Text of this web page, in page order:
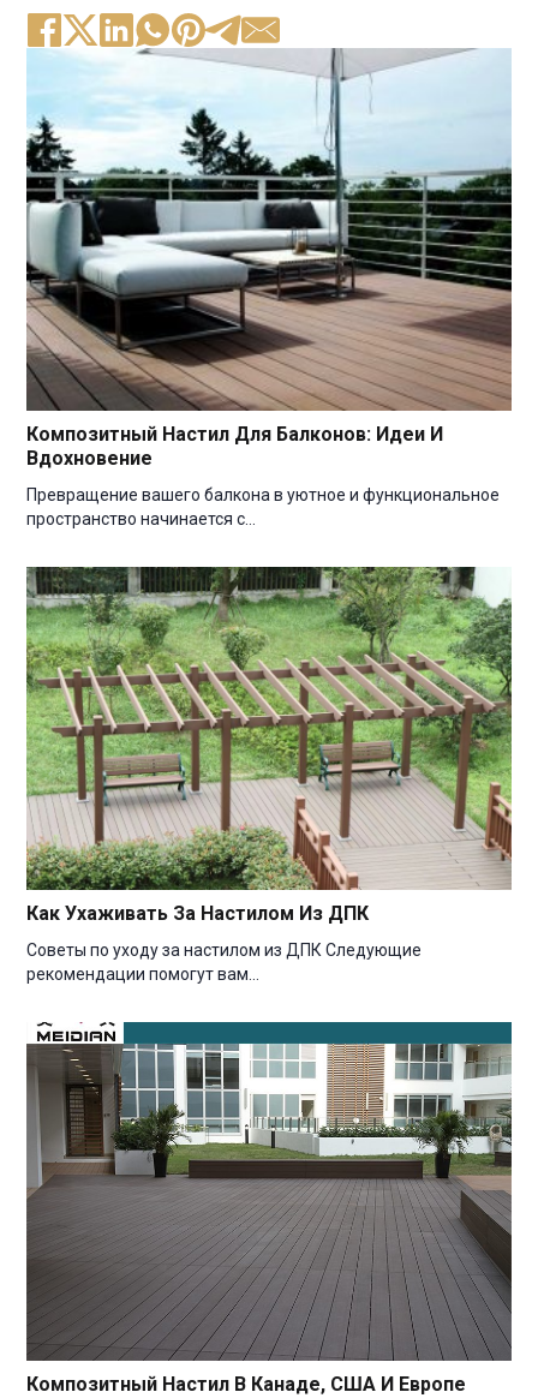
Композитный Настил Для Балконов: Идеи И
Вдохновение
Превращение вашего балкона в уютное и функциональное
пространство начинается с…
Как Ухаживать За Настилом Из ДПК
Советы по уходу за настилом из ДПК Следующие
рекомендации помогут вам…
Композитный Настил В Канаде, США И Европе